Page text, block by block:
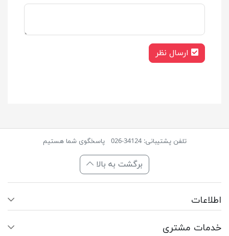
ارسال نظر
تلفن پشتیبانی: 34124-026 پاسخگوی شما هستیم
برگشت به بالا
اطلاعات
خدمات مشتری